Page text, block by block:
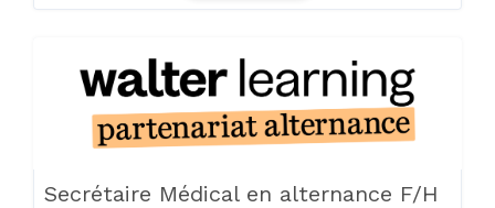
Secrétaire Médical en alternance F/H